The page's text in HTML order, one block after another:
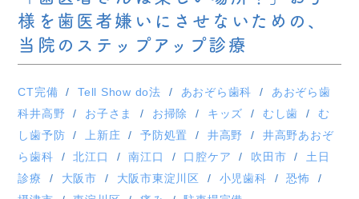
様を歯医者嫌いにさせないための、
当院のステップアップ診療
CT完備 Tell Show do法 あおぞら歯科
あおぞら歯
科井高野
お子さま お掃除 キッズ むし歯
む
し歯予防
上新庄 予防処置 井高野
井高野あおぞ
ら歯科
北江口 南江口 口腔ケア 吹田市
土日
診療
大阪市 大阪市東淀川区 小児歯科
恐怖